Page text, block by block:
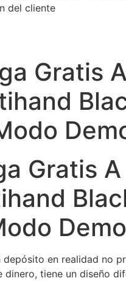
del cliente
Gratis A
Gratis A
Demo
depósito en realidad no
dinero, tiene un diseño